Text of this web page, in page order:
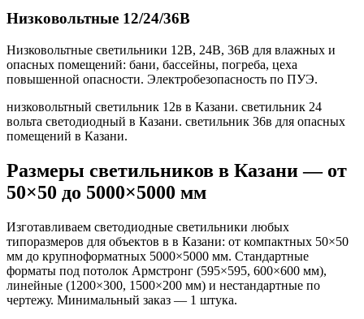
Низковольтные 12/24/36В
Низковольтные светильники 12В, 24В, 36В для влажных и
опасных помещений: бани, бассейны, погреба, цеха
повышенной опасности. Электробезопасность по ПУЭ.
низковольтный светильник 12в в Казани. светильник 24
вольта светодиодный в Казани. светильник 36в для опасных
помещений в Казани.
Размеры светильников в Казани— от
50×50 до 5000×5000 мм
Изготавливаем светодиодные светильники любых
типоразмеров для объектов в в Казани: от компактных 50×50
мм до крупноформатных 5000×5000 мм. Стандартные
форматы под потолок Армстронг (595×595, 600×600 мм),
линейные (1200×300, 1500×200 мм) и нестандартные по
чертежу. Минимальный заказ — 1 штука.